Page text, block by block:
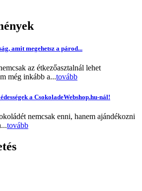
amit megehetsz a párod...
az étkezőasztalnál lehet
még inkább a...tovább
a CsokoladeWebshop.hu-nál!
nemcsak enni, hanem ajándékozni
tovább